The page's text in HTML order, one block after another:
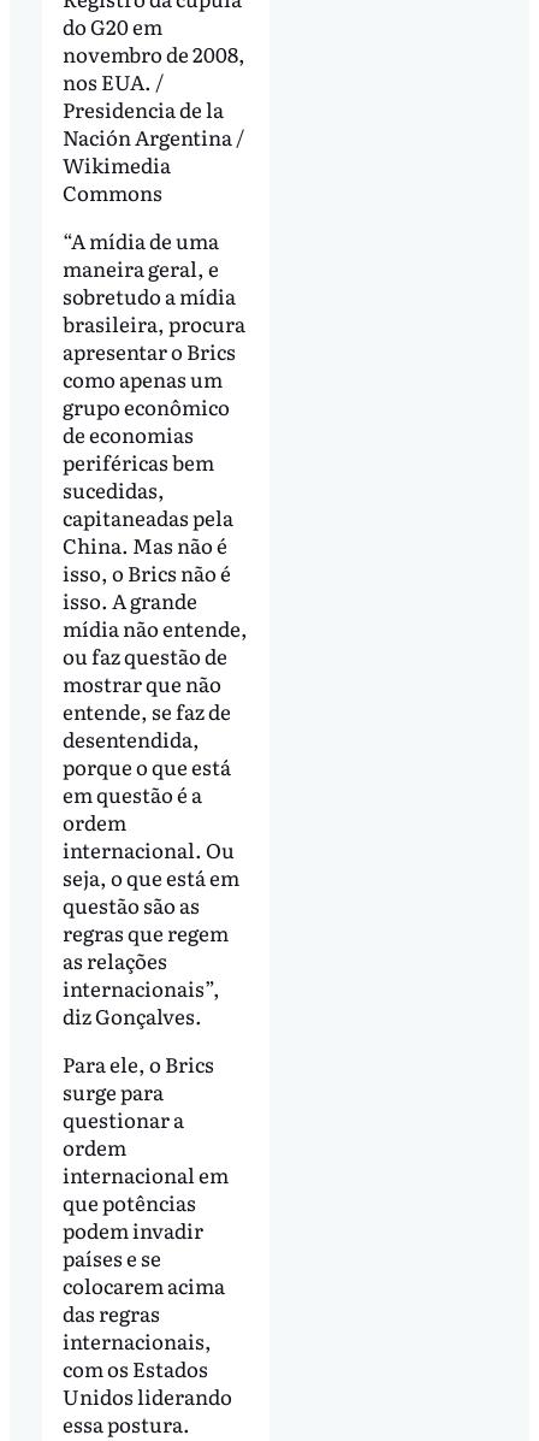
do G20 em
novembro de 2008,
nos EUA. /
Presidencia de la
Nación Argentina /
Wikimedia
Commons
“A mídia de uma
maneira geral, e
sobretudo a mídia
brasileira, procura
apresentar o Brics
como apenas um
grupo econômico
de economias
periféricas bem
sucedidas,
capitaneadas pela
China. Mas não é
isso, o Brics não é
isso. A grande
mídia não entende,
ou faz questão de
mostrar que não
entende, se faz de
desentendida,
porque o que está
em questão é a
ordem
internacional. Ou
seja, o que está em
questão são as
regras que regem
as relações
internacionais”,
diz Gonçalves.
Para ele, o Brics
surge para
questionar a
ordem
internacional em
que potências
podem invadir
países e se
colocarem acima
das regras
internacionais,
com os Estados
Unidos liderando
essa postura.